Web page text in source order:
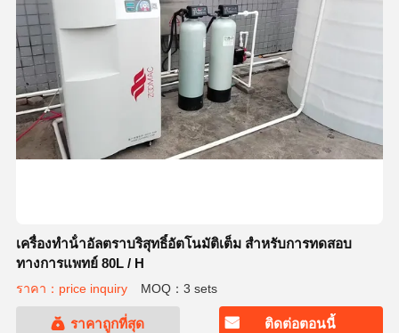
เครื่องทําน้ําอัลตราบริสุทธิ์อัตโนมัติเต็ม สําหรับการทดสอบ
ทางการแพทย์ 80L / H
ราคา：price inquiry MOQ：3 sets
ราคาถูกที่สุด ติดต่อตอนนี้